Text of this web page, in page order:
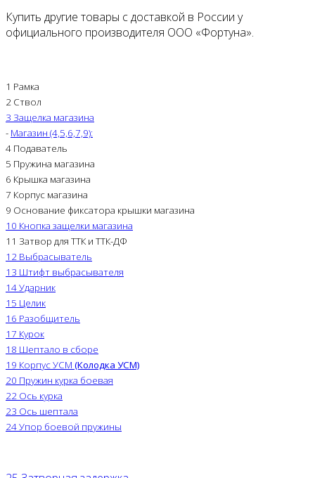
Купить другие товары с доставкой в России у
официального производителя ООО «Фортуна».
1 Рамка
2 Ствол
3 Защелка магазина
- Магазин (4,5,6,7,9):
4 Подаватель
5 Пружина магазина
6 Крышка магазина
7 Корпус магазина
9 Основание фиксатора крышки магазина
10 Кнопка защелки магазина
11 Затвор для ТТК и ТТК-ДФ
12 Выбрасыватель
13 Штифт выбрасывателя
14 Ударник
15 Целик
16 Разобщитель
17 Курок
18 Шептало в сборе
19 Корпус УСМ (Колодка УСМ)
20 Пружин курка боевая
22 Ось курка
23 Ось шептала
24 Упор боевой пружины